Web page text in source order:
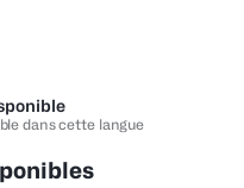
dans cette langue